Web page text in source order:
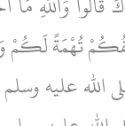
تُهْمَةً لَكُمْ
الله عليه